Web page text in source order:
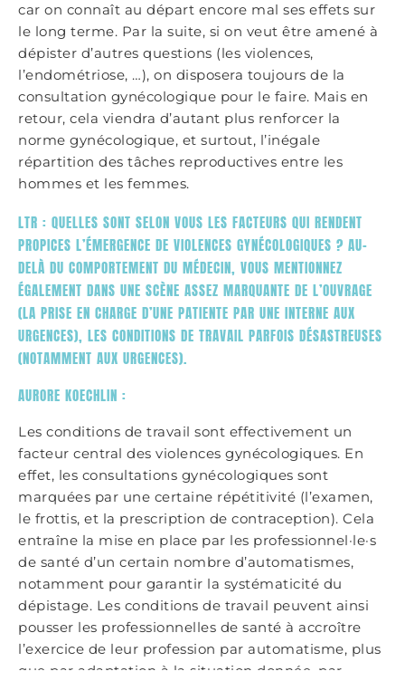
car on connaît au départ encore mal ses effets sur
le long terme. Par la suite, si on veut être amené à
dépister d’autres questions (les violences,
l’endométriose, …), on disposera toujours de la
consultation gynécologique pour le faire. Mais en
retour, cela viendra d’autant plus renforcer la
norme gynécologique, et surtout, l’inégale
répartition des tâches reproductives entre les
hommes et les femmes.
LTR : QUELLES SONT SELON VOUS LES FACTEURS QUI RENDENT
PROPICES L’ÉMERGENCE DE VIOLENCES GYNÉCOLOGIQUES ? AU-
DELÀ DU COMPORTEMENT DU MÉDECIN, VOUS MENTIONNEZ
ÉGALEMENT DANS UNE SCÈNE ASSEZ MARQUANTE DE L’OUVRAGE
(LA PRISE EN CHARGE D’UNE PATIENTE PAR UNE INTERNE AUX
URGENCES), LES CONDITIONS DE TRAVAIL PARFOIS DÉSASTREUSES
(NOTAMMENT AUX URGENCES).
AURORE KOECHLIN :
Les conditions de travail sont effectivement un
facteur central des violences gynécologiques. En
effet, les consultations gynécologiques sont
marquées par une certaine répétitivité (l’examen,
le frottis, et la prescription de contraception). Cela
entraîne la mise en place par les professionnel·le·s
de santé d’un certain nombre d’automatismes,
notamment pour garantir la systématicité du
dépistage. Les conditions de travail peuvent ainsi
pousser les professionnelles de santé à accroître
l’exercice de leur profession par automatisme, plus
que par adaptation à la situation donnée, par